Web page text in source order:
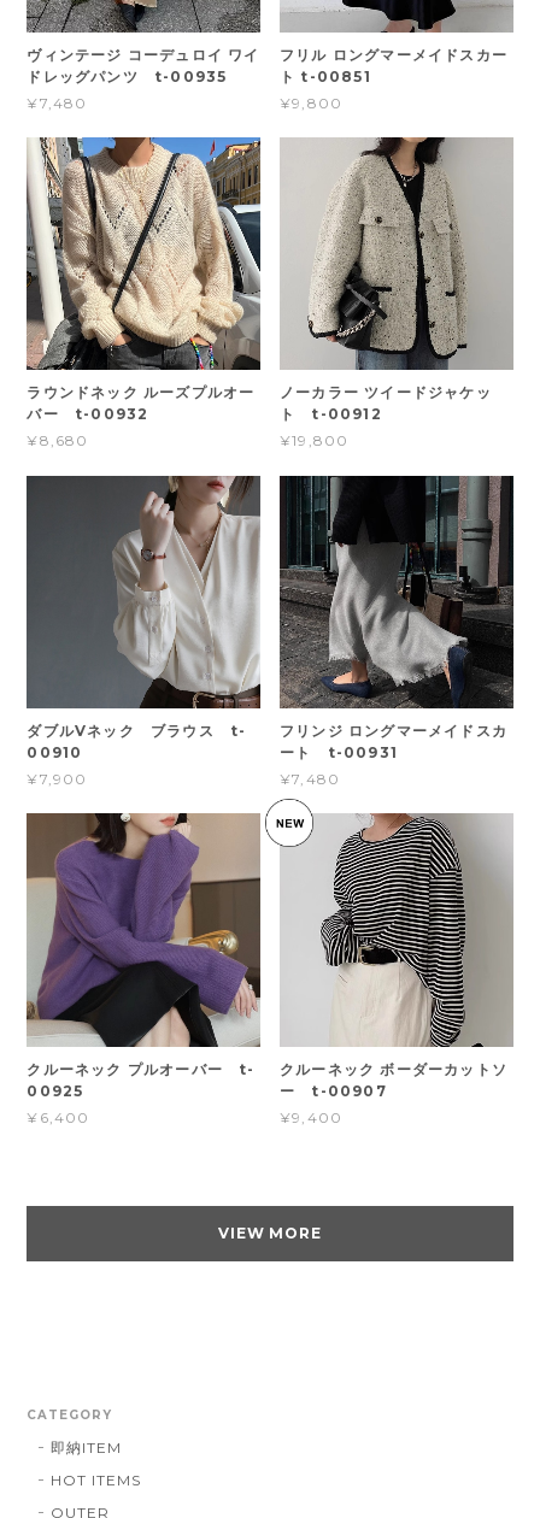
ヴィンテージ コーデュロイ ワイ
ドレッグパンツ t-00935
¥7,480
フリル ロングマーメイドスカー
ト t-00851
¥9,800
ラウンドネック ルーズプルオー
バー t-00932
¥8,680
ノーカラー ツイードジャケッ
ト t-00912
¥19,800
ダブルVネック ブラウス t-
00910
¥7,900
フリンジ ロングマーメイドスカ
ート t-00931
¥7,480
クルーネック プルオーバー t-
00925
¥6,400
クルーネック ボーダーカットソ
ー t-00907
¥9,400
VIEW MORE
CATEGORY
即納ITEM
HOT ITEMS
OUTER